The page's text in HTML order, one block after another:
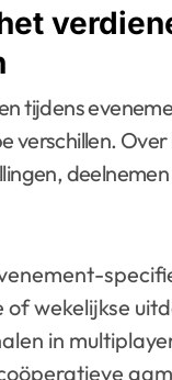
tijdens
verschillen.
of wekelijkse
in